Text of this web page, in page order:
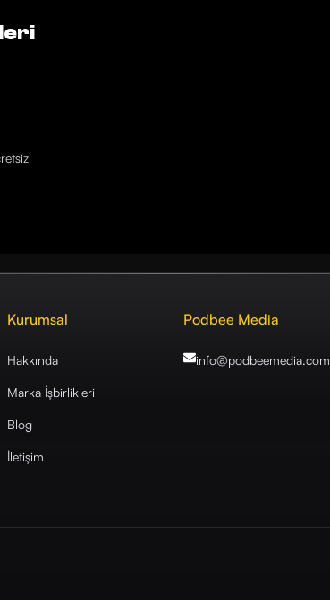
Kurumsal
Hakkında
Marka İşbirlikleri
Blog
İletişim
Podbee Media
info@podbeemedia.com